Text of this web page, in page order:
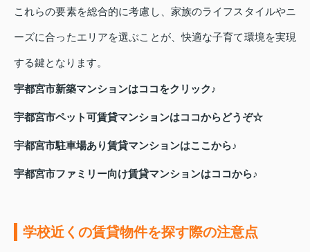
これらの要素を総合的に考慮し、家族のライフスタイルやニ
ーズに合ったエリアを選ぶことが、快適な子育て環境を実現
する鍵となります。
宇都宮市新築マンションはココをクリック♪
宇都宮市ペット可賃貸マンションはココからどうぞ☆
宇都宮市駐車場あり賃貸マンションはここから♪
宇都宮市ファミリー向け賃貸マンションはココから♪
学校近くの賃貸物件を探す際の注意点